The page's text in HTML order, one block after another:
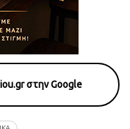
στην Google